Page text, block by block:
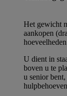
Het gewicht
aankopen
U dient in
boven u te
u senior